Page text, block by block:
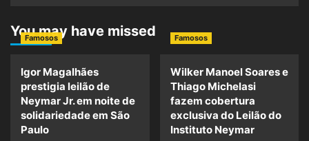
You may have missed
Famosos
Igor Magalhães
prestigia leilão de
Neymar Jr. em noite de
solidariedade em São
Paulo
Famosos
Wilker Manoel Soares e
Thiago Michelasi
fazem cobertura
exclusiva do Leilão do
Instituto Neymar